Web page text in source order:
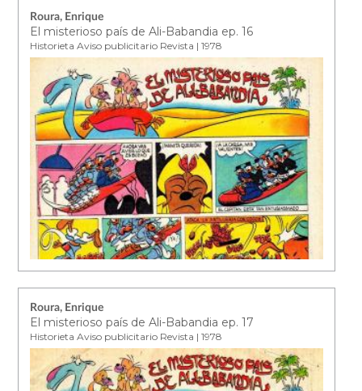
Roura, Enrique
El misterioso país de Ali-Babandia ep. 16
Historieta Aviso publicitario Revista | 1978
Roura, Enrique
El misterioso país de Ali-Babandia ep. 17
Historieta Aviso publicitario Revista | 1978